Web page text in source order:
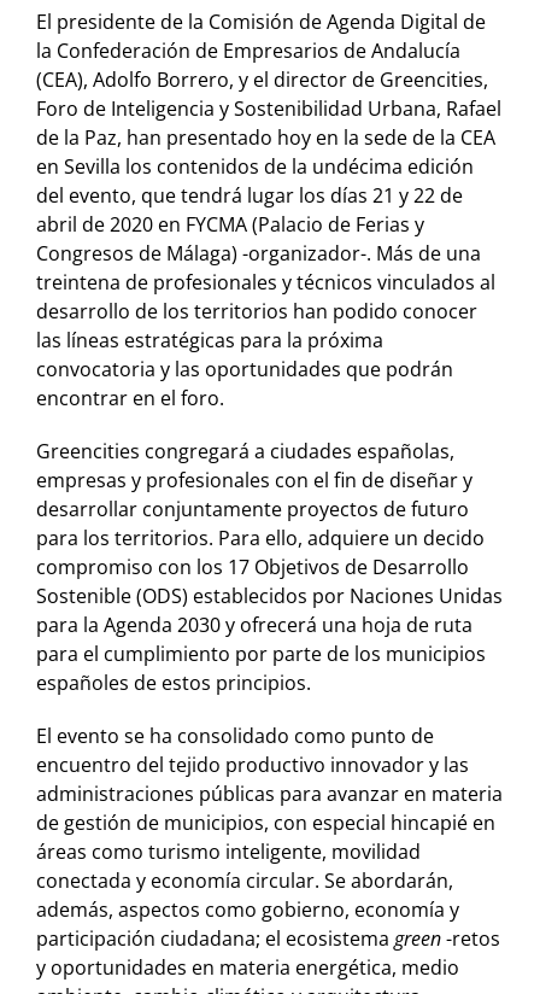
El presidente de la Comisión de Agenda Digital de
la Confederación de Empresarios de Andalucía
(CEA), Adolfo Borrero, y el director de Greencities,
Foro de Inteligencia y Sostenibilidad Urbana, Rafael
de la Paz, han presentado hoy en la sede de la CEA
en Sevilla los contenidos de la undécima edición
del evento, que tendrá lugar los días 21 y 22 de
abril de 2020 en FYCMA (Palacio de Ferias y
Congresos de Málaga) -organizador-. Más de una
treintena de profesionales y técnicos vinculados al
desarrollo de los territorios han podido conocer
las líneas estratégicas para la próxima
convocatoria y las oportunidades que podrán
encontrar en el foro.
Greencities congregará a ciudades españolas,
empresas y profesionales con el fin de diseñar y
desarrollar conjuntamente proyectos de futuro
para los territorios. Para ello, adquiere un decido
compromiso con los 17 Objetivos de Desarrollo
Sostenible (ODS) establecidos por Naciones Unidas
para la Agenda 2030 y ofrecerá una hoja de ruta
para el cumplimiento por parte de los municipios
españoles de estos principios.
El evento se ha consolidado como punto de
encuentro del tejido productivo innovador y las
administraciones públicas para avanzar en materia
de gestión de municipios, con especial hincapié en
áreas como turismo inteligente, movilidad
conectada y economía circular. Se abordarán,
además, aspectos como gobierno, economía y
participación ciudadana; el ecosistema green-retos
y oportunidades en materia energética, medio